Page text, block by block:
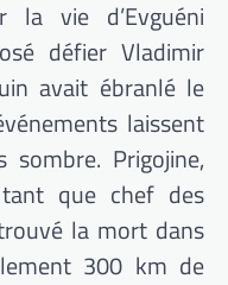
vie d’Evguéni
défier Vladimir
avait ébranlé le
laissent
Prigojine,
que chef des
la mort dans
300 km de